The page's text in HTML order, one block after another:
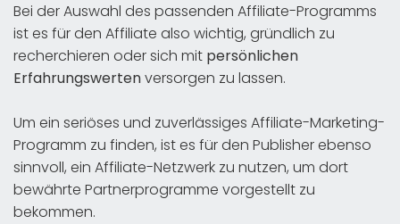
Bei der Auswahl des passenden Affiliate-Programms
ist es für den Affiliate also wichtig, gründlich zu
recherchieren oder sich mit persönlichen
Erfahrungswertenversorgen zu lassen.
Um ein seriöses und zuverlässiges Affiliate-Marketing-
Programm zu finden, ist es für den Publisher ebenso
sinnvoll, ein Affiliate-Netzwerk zu nutzen, um dort
bewährte Partnerprogramme vorgestellt zu
bekommen.